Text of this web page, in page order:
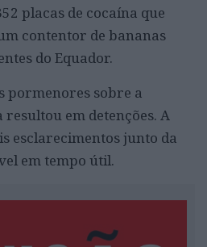
placas de cocaína que
contentor de bananas
do Equador.
pormenores sobre a
resultou em detenções. A
esclarecimentos junto da
em tempo útil.